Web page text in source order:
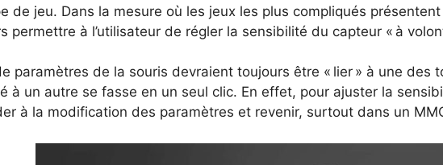
de jeu. Dans la mesure où les jeux les plus compliqués
permettre à l’utilisateur de régler la sensibilité du capteur « à
paramètres de la souris devraient toujours être « lier » à une des
à un autre se fasse en un seul clic. En effet, pour ajuster la
à la modification des paramètres et revenir, surtout dans un